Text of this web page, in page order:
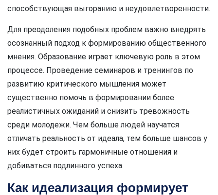
способствующая выгоранию и неудовлетворенности.
Для преодоления подобных проблем важно внедрять
осознанный подход к формированию общественного
мнения. Образование играет ключевую роль в этом
процессе. Проведение семинаров и тренингов по
развитию критического мышления может
существенно помочь в формировании более
реалистичных ожиданий и снизить тревожность
среди молодежи. Чем больше людей научатся
отличать реальность от идеала, тем больше шансов у
них будет строить гармоничные отношения и
добиваться подлинного успеха.
Как идеализация формирует